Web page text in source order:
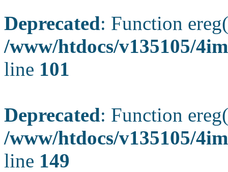
Deprecated: Function
/www/htdocs/v135105/
line 101
Deprecated: Function
/www/htdocs/v135105/
line 149